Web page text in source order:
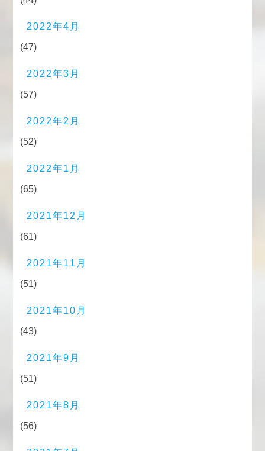
2022年4月
(47)
2022年3月
(57)
2022年2月
(52)
2022年1月
(65)
2021年12月
(61)
2021年11月
(51)
2021年10月
(43)
2021年9月
(51)
2021年8月
(56)